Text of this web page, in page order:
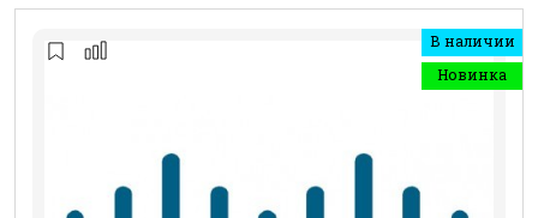
В наличии
Новинка